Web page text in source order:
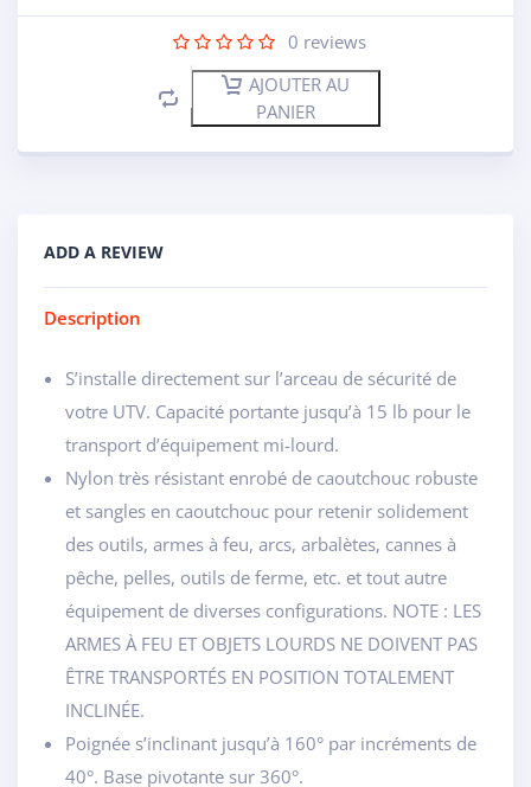
0 reviews
AJOUTER AU
PANIER
ADD A REVIEW
Description
S’installe directement sur l’arceau de sécurité de
votre UTV. Capacité portante jusqu’à 15 lb pour le
transport d’équipement mi-lourd.
Nylon très résistant enrobé de caoutchouc robuste
et sangles en caoutchouc pour retenir solidement
des outils, armes à feu, arcs, arbalètes, cannes à
pêche, pelles, outils de ferme, etc. et tout autre
équipement de diverses configurations. NOTE : LES
ARMES À FEU ET OBJETS LOURDS NE DOIVENT PAS
ÊTRE TRANSPORTÉS EN POSITION TOTALEMENT
INCLINÉE.
Poignée s’inclinant jusqu’à 160° par incréments de
40°. Base pivotante sur 360°.